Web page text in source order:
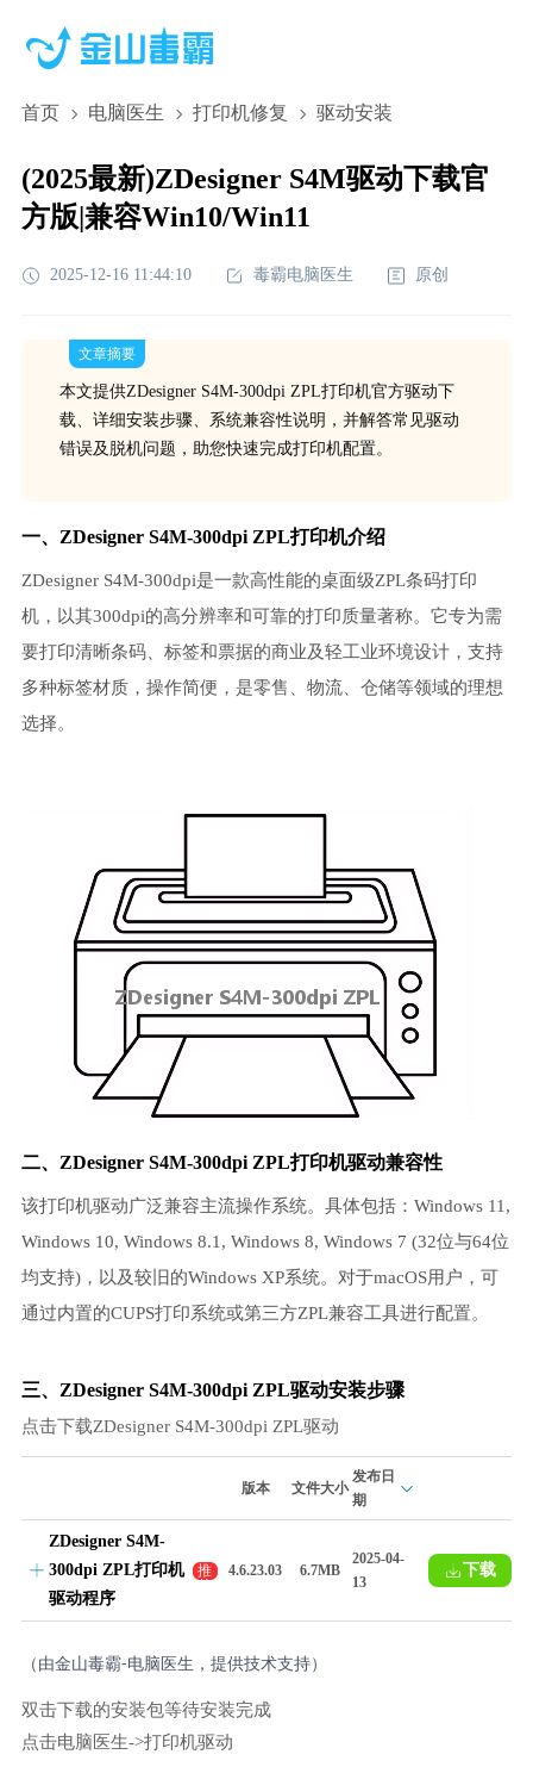
首页 电脑医生 打印机修复 驱动安装
(2025最新)ZDesigner S4M驱动下载官
方版|兼容Win10/Win11
2025-12-16 11:44:10 毒霸电脑医生 原创
文章摘要
本文提供ZDesigner S4M-300dpi ZPL打印机官方驱动下
载、详细安装步骤、系统兼容性说明，并解答常见驱动
错误及脱机问题，助您快速完成打印机配置。
一、ZDesigner S4M-300dpi ZPL打印机介绍
ZDesigner S4M-300dpi是一款高性能的桌面级ZPL条码打印
机，以其300dpi的高分辨率和可靠的打印质量著称。它专为需
要打印清晰条码、标签和票据的商业及轻工业环境设计，支持
多种标签材质，操作简便，是零售、物流、仓储等领域的理想
选择。
二、ZDesigner S4M-300dpi ZPL打印机驱动兼容性
该打印机驱动广泛兼容主流操作系统。具体包括：Windows 11,
Windows 10, Windows 8.1, Windows 8, Windows 7 (32位与64位
均支持)，以及较旧的Windows XP系统。对于macOS用户，可
通过内置的CUPS打印系统或第三方ZPL兼容工具进行配置。
三、ZDesigner S4M-300dpi ZPL驱动安装步骤
点击下载ZDesigner S4M-300dpi ZPL驱动
版本 文件大小
发布日
期
ZDesigner S4M-
300dpi ZPL打印机
驱动程序
推
荐
4.6.23.03 6.7MB
2025-04-
13
下载
（由金山毒霸-电脑医生，提供技术支持）
双击下载的安装包等待安装完成
点击电脑医生->打印机驱动